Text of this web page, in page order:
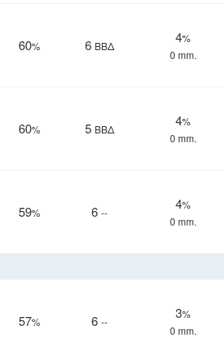
60% 6 ΒΒΔ
4%
0 mm.
60% 5 ΒΒΔ
4%
0 mm.
59% 6 --
4%
0 mm.
57% 6 --
3%
0 mm.